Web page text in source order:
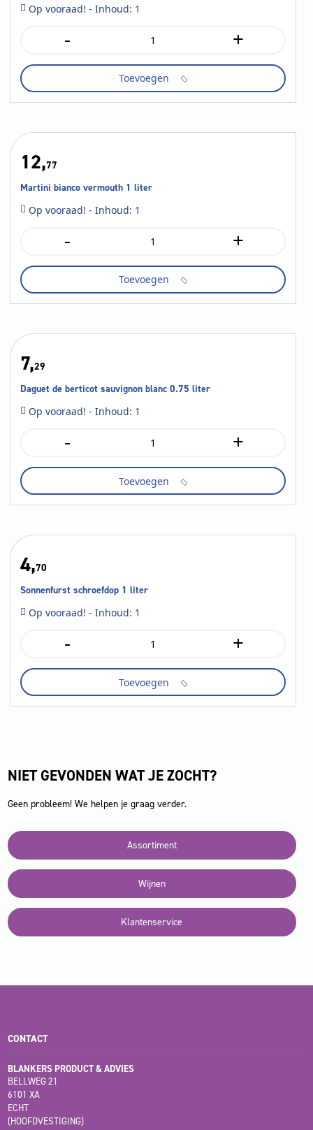
Op vooraad! - Inhoud: 1
-
Blanco
schroefdop
0.75
aantal
+
Toevoegen
12,77
Martini bianco vermouth 1 liter
Op vooraad! - Inhoud: 1
-
vermouth
liter
aantal
+
Toevoegen
7,29
Daguet de berticot sauvignon blanc 0.75 liter
Op vooraad! - Inhoud: 1
-
berticot
blanc
0.75
aantal
+
Toevoegen
4,70
Sonnenfurst schroefdop 1 liter
Op vooraad! - Inhoud: 1
-
Sonnenfurst
1
aantal
+
Toevoegen
NIET GEVONDEN WAT JE ZOCHT?
Geen probleem! We helpen je graag verder.
Assortiment
Wijnen
Klantenservice
CONTACT
BLANKERS PRODUCT & ADVIES
BELLWEG 21
6101 XA
ECHT
(HOOFDVESTIGING)